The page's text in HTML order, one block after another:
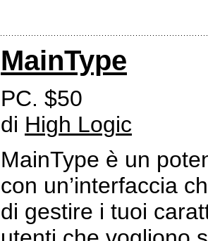
MainType
PC. $50
di High Logic
MainType è un
con un’interfaccia
di gestire i tuoi